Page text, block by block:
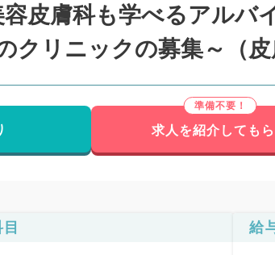
皮膚科も学べるアルバ
リニックの募集～（皮
求人を紹介してもら
給